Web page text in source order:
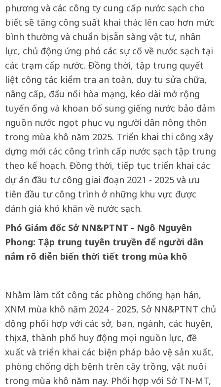
phương và các công ty cung cấp nước sạch cho
biết sẽ tăng công suất khai thác lên cao hơn mức
bình thường và chuẩn bị sẵn sàng vật tư, nhân
lực, chủ động ứng phó các sự cố về nước sạch tại
các trạm cấp nước. Đồng thời, tập trung quyết
liệt công tác kiểm tra an toàn, duy tu sửa chữa,
nâng cấp, đấu nối hòa mạng, kéo dài mở rộng
tuyến ống và khoan bổ sung giếng nước bảo đảm
nguồn nước ngọt phục vụ người dân nông thôn
trong mùa khô năm 2025. Triển khai thi công xây
dựng mới các công trình cấp nước sạch tập trung
theo kế hoạch. Đồng thời, tiếp tục triển khai các
dự án đầu tư công giai đoạn 2021 - 2025 và ưu
tiên đầu tư công trình ở những khu vực được
đánh giá khó khăn về nước sạch.
Phó Giám đốc Sở NN&PTNT - Ngô Nguyên
Phong: Tập trung tuyên truyền để người dân
nắm rõ diễn biến thời tiết trong mùa khô
Nhằm làm tốt công tác phòng chống hạn hán,
XNM mùa khô năm 2024 - 2025, Sở NN&PTNT chủ
động phối hợp với các sở, ban, ngành, các huyện,
thị xã, thành phố huy động mọi nguồn lực, đề
xuất và triển khai các biện pháp bảo vệ sản xuất,
phòng chống dịch bệnh trên cây trồng, vật nuôi
trong mùa khô năm nay. Phối hợp với Sở TN-MT,